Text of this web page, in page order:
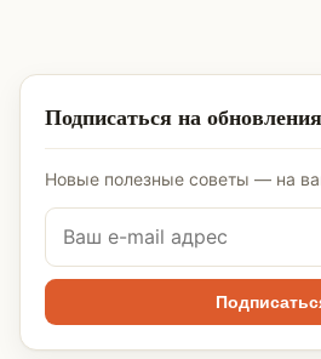
Подписаться на обновления
Новые полезные советы — на